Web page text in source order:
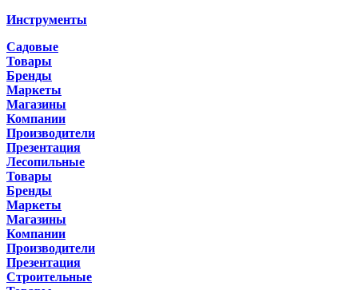
Инструменты
Садовые
Товары
Бренды
Маркеты
Магазины
Компании
Производители
Презентация
Лесопильные
Товары
Бренды
Маркеты
Магазины
Компании
Производители
Презентация
Строительные